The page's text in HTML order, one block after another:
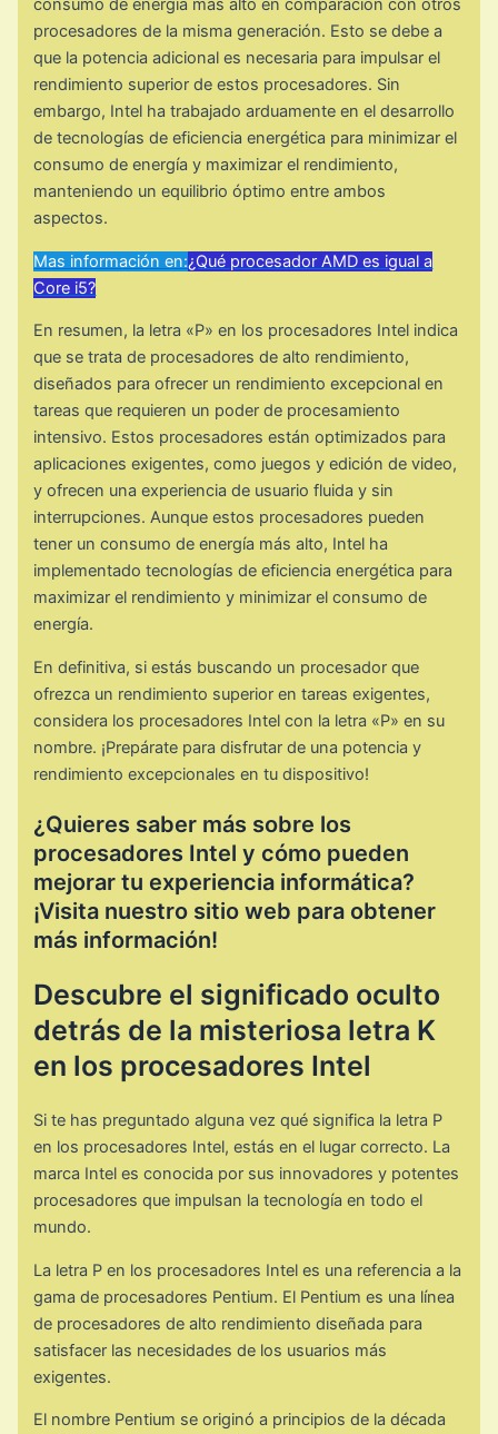
consumo de energía más alto en comparación con otros
procesadores de la misma generación. Esto se debe a
que la potencia adicional es necesaria para impulsar el
rendimiento superior de estos procesadores. Sin
embargo, Intel ha trabajado arduamente en el desarrollo
de tecnologías de eficiencia energética para minimizar el
consumo de energía y maximizar el rendimiento,
manteniendo un equilibrio óptimo entre ambos
aspectos.
Mas información en:¿Qué procesador AMD es igual a
Core i5?
En resumen, la letra «P» en los procesadores Intel indica
que se trata de procesadores de alto rendimiento,
diseñados para ofrecer un rendimiento excepcional en
tareas que requieren un poder de procesamiento
intensivo. Estos procesadores están optimizados para
aplicaciones exigentes, como juegos y edición de video,
y ofrecen una experiencia de usuario fluida y sin
interrupciones. Aunque estos procesadores pueden
tener un consumo de energía más alto, Intel ha
implementado tecnologías de eficiencia energética para
maximizar el rendimiento y minimizar el consumo de
energía.
En definitiva, si estás buscando un procesador que
ofrezca un rendimiento superior en tareas exigentes,
considera los procesadores Intel con la letra «P» en su
nombre. ¡Prepárate para disfrutar de una potencia y
rendimiento excepcionales en tu dispositivo!
¿Quieres saber más sobre los
procesadores Intel y cómo pueden
mejorar tu experiencia informática?
¡Visita nuestro sitio web para obtener
más información!
Descubre el significado oculto
detrás de la misteriosa letra K
en los procesadores Intel
Si te has preguntado alguna vez qué significa la letra P
en los procesadores Intel, estás en el lugar correcto. La
marca Intel es conocida por sus innovadores y potentes
procesadores que impulsan la tecnología en todo el
mundo.
La letra P en los procesadores Intel es una referencia a la
gama de procesadores Pentium. El Pentium es una línea
de procesadores de alto rendimiento diseñada para
satisfacer las necesidades de los usuarios más
exigentes.
El nombre Pentium se originó a principios de la década